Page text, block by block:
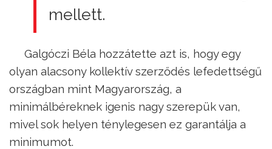
mellett.
Galgóczi Béla hozzátette azt is, hogy egy
olyan alacsony kollektív szerződés lefedettségű
országban mint Magyarország, a
minimálbéreknek igenis nagy szerepük van,
mivel sok helyen ténylegesen ez garantálja a
minimumot.